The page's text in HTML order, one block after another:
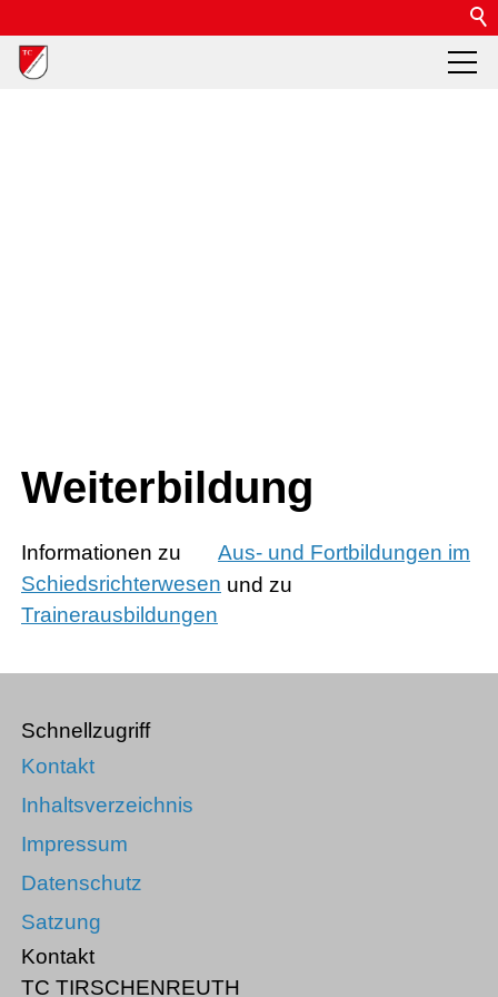
Weiterbildung
Informationen zu
Aus- und Fortbildungen im
Schiedsrichterwesen und zu
Trainerausbildungen
Schnellzugriff
Kontakt
Inhaltsverzeichnis
Impressum
Datenschutz
Satzung
Kontakt
TC TIRSCHENREUTH